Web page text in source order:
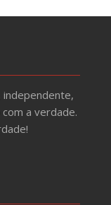
independente,
a verdade.